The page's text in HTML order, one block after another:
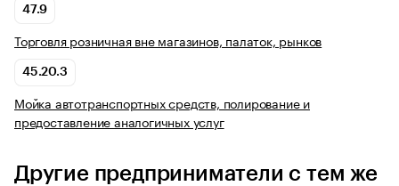
47.9
Торговля розничная вне магазинов, палаток, рынков
45.20.3
Мойка автотранспортных средств, полирование и
предоставление аналогичных услуг
Другие предприниматели с тем же